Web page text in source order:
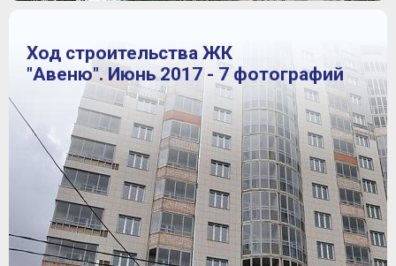
Ход строительства ЖК
"Авеню". Июнь 2017 - 7 фотографий